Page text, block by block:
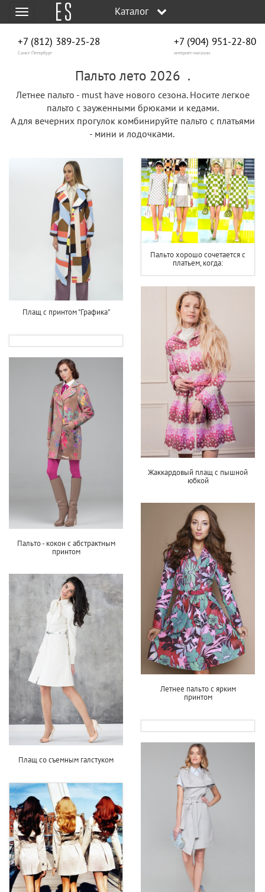
Меню Каталог
+7 (812) 389-25-28
Санкт-Петербург
+7 (904) 951‑22‑80
интернет-магазин
Пальто лето 2026 .
Летнее пальто - must have нового сезона. Носите легкое
пальто с зауженными брюками и кедами.
А для вечерних прогулок комбинируйте пальто с платьями
- мини и лодочками.
Плащ с принтом "Графика"
Пальто хорошо сочетается с
платьем, когда:
Жаккардовый плащ с пышной
юбкой
Пальто - кокон с абстрактным
принтом
Летнее пальто с ярким
принтом
Плащ со съемным галстуком